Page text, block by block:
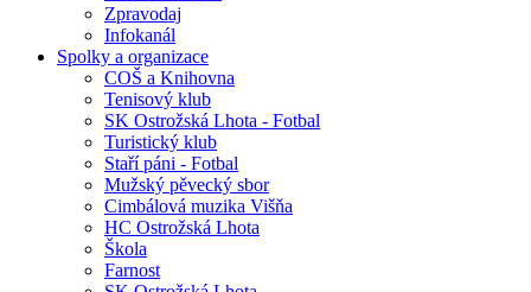
Zpravodaj
Infokanál
Spolky a organizace
COŠ a Knihovna
Tenisový klub
SK Ostrožská Lhota - Fotbal
Turistický klub
Staří páni - Fotbal
Mužský pěvecký sbor
Cimbálová muzika Višňa
HC Ostrožská Lhota
Škola
Farnost